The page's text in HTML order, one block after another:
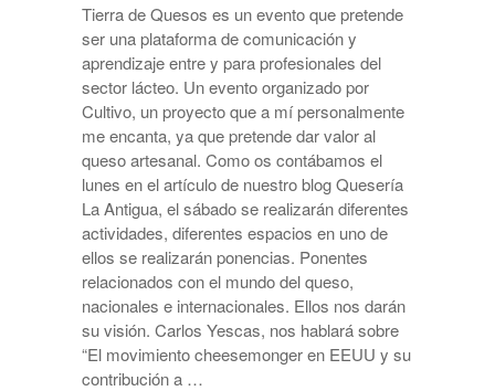
Tierra de Quesos es un evento que pretende
ser una plataforma de comunicación y
aprendizaje entre y para profesionales del
sector lácteo. Un evento organizado por
Cultivo, un proyecto que a mí personalmente
me encanta, ya que pretende dar valor al
queso artesanal. Como os contábamos el
lunes en el artículo de nuestro blog Quesería
La Antigua, el sábado se realizarán diferentes
actividades, diferentes espacios en uno de
ellos se realizarán ponencias. Ponentes
relacionados con el mundo del queso,
nacionales e internacionales. Ellos nos darán
su visión. Carlos Yescas, nos hablará sobre
“El movimiento cheesemonger en EEUU y su
contribución a …